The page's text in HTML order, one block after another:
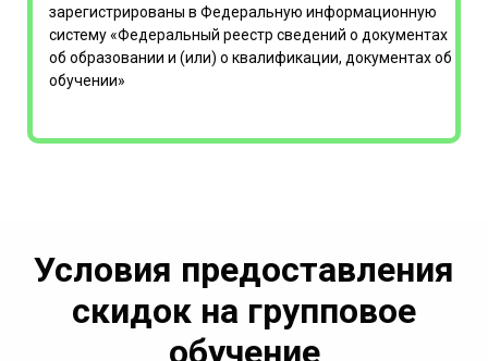
зарегистрированы в Федеральную информационную
систему «Федеральный реестр сведений о документах
об образовании и (или) о квалификации, документах об
обучении»
Условия предоставления
скидок на групповое
обучение